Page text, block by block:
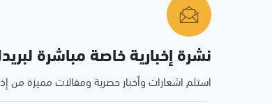
نشرة إخبارية خاصة مباشرة
استلم اشعارات وأخبار حصرية ومقالات مميزة من